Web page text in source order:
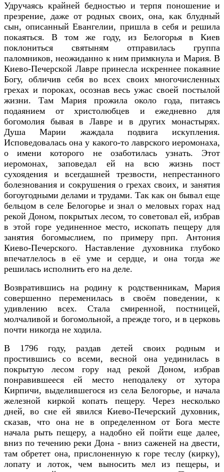
Удручаясь крайней бедностью и терпя поношение и
презрение, даже от родных своих, она, как блудный
сын, описанный Евангелии, пришла в себя и решила
покаяться. В том же году, из Белогорья в Киев
поклониться святыням отправилась группа
паломников, неожиданно к ним примкнула и Мария. В
Киево-Печерской Лавре принесла искреннее покаяние
Богу, обличив себя во всех своих многочисленных
грехах и пороках, осознав весь ужас своей постылой
жизни. Там Мария прожила около года, питаясь
подаянием от христолюбцев и ежедневно для
богомолия бывая в Лавре и в других монастырях.
Душа Марии жаждала подвига искупления.
Исповедовалась она у какого-то лаврского иеромонаха,
о имени которого не озаботилась узнать. Этот
иеромонах, заповедал ей на всю жизнь пост
сухоядения и всегдашней трезвости, непрестанного
болезнования и сокрушения о грехах своих, и занятия
богоугодными делами и трудами. Так как он бывал еще
бельцом в селе Белогорье и знал о меловых горах над
рекой Доном, покрытых лесом, то советовал ей, избрав
в этой горе уединенное место, ископать пещеру для
занятия богомыслием, по примеру прп. Антония
Киево-Печерского. Наставление духовника глубоко
впечатлелось в её уме и сердце, и она тогда же
решилась исполнить его на деле.
Возвратившись на родину к родственникам, Мария
совершенно переменилась в своём поведении, к
удивлению всех. Стала смиренной, постницей,
молчаливой и богомольной, а прежде того, и в церковь
почти никогда не ходила.
В 1796 году, раздав детей своих родным и
простившись со всеми, весной она уединилась в
покрытую лесом гору над рекой Доном, избрав
понравившееся ей место неподалеку от хутора
Кирпичи, выделившегося из села Белогорье, и начала
железной киркой копать пещеру. Через несколько
дней, во сне ей явился Киево-Печерский духовник,
сказав, что она не в определенном от Бога месте
начала рыть пещеру, а надобно ей пойти еще далее,
вниз по течению реки Дона - вниз саженей на двести,
там обретет она, прислоненную к горе теслу (кирку),
лопату и лоток, чем выносить мел из пещеры, и